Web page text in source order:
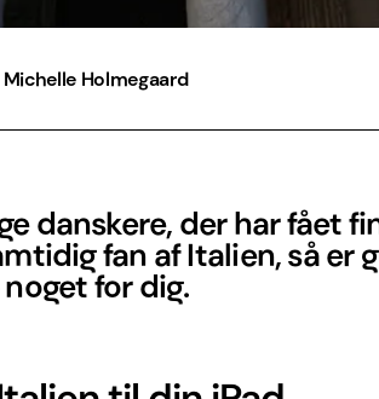
Michelle Holmegaard
danskere, der har fået
fan af Italien, så er
for dig.